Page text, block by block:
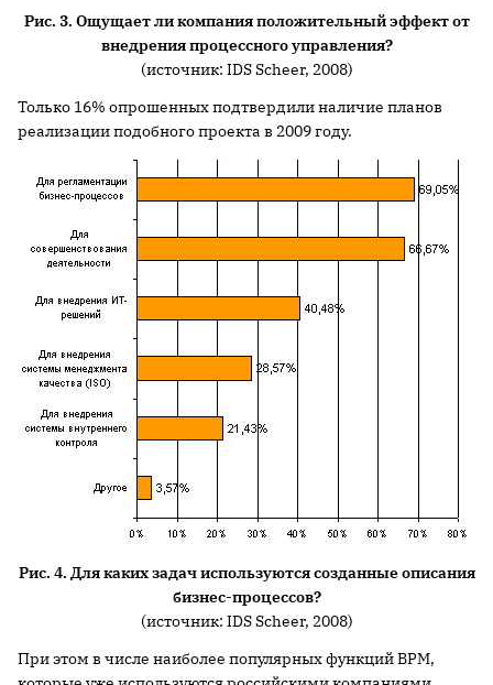
Рис. 3. Ощущает ли компания положительный эффект от
внедрения процессного управления?
(источник: IDS Scheer, 2008)
Только 16% опрошенных подтвердили наличие планов
реализации подобного проекта в 2009 году.
Рис. 4. Для каких задач используются созданные описания
бизнес-процессов?
(источник: IDS Scheer, 2008)
При этом в числе наиболее популярных функций ВРМ,